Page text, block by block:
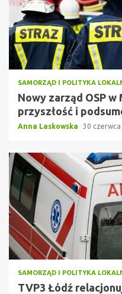
SAMORZĄD I POLITYKA
Nowy zarząd OSP w
przyszłość i
Anna Laskowska 30 czerwca
SAMORZĄD I POLITYKA
TVP3 Łódź